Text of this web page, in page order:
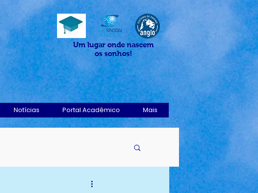
Um lugar onde nascem
os sonhos!
Notícias Portal Acadêmico Mais